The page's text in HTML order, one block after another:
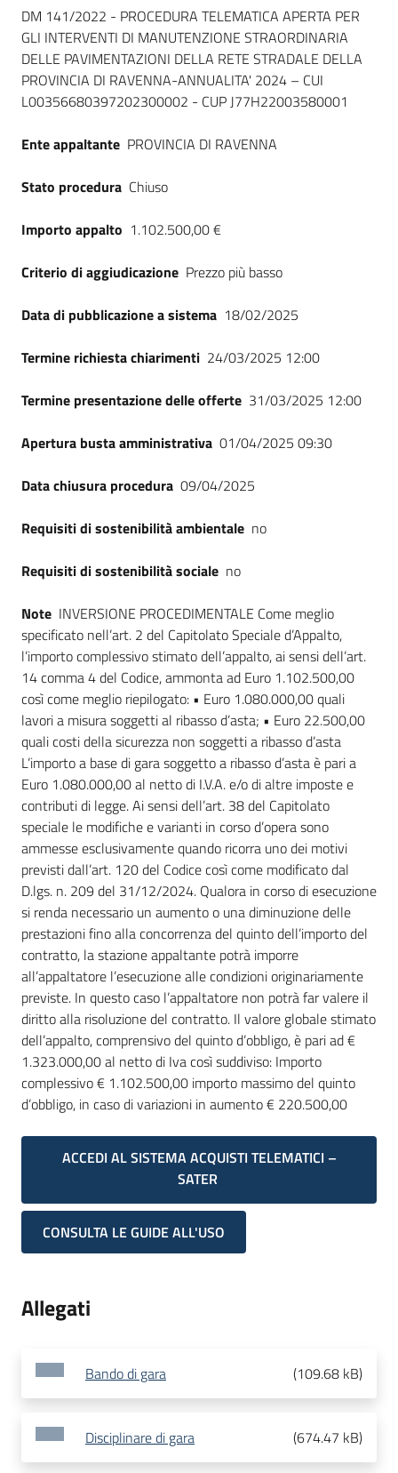
Dati del bando
DM 141/2022 - PROCEDURA TELEMATICA APERTA PER
GLI INTERVENTI DI MANUTENZIONE STRAORDINARIA
DELLE PAVIMENTAZIONI DELLA RETE STRADALE DELLA
PROVINCIA DI RAVENNA-ANNUALITA' 2024 – CUI
L00356680397202300002 - CUP J77H22003580001
Ente appaltante PROVINCIA DI RAVENNA
Stato procedura Chiuso
Importo appalto 1.102.500,00 €
Criterio di aggiudicazione Prezzo più basso
Data di pubblicazione a sistema 18/02/2025
Termine richiesta chiarimenti 24/03/2025 12:00
Termine presentazione delle offerte 31/03/2025 12:00
Apertura busta amministrativa 01/04/2025 09:30
Data chiusura procedura 09/04/2025
Requisiti di sostenibilità ambientale no
Requisiti di sostenibilità sociale no
Note INVERSIONE PROCEDIMENTALE Come meglio
specificato nell’art. 2 del Capitolato Speciale d’Appalto,
l’importo complessivo stimato dell’appalto, ai sensi dell’art.
14 comma 4 del Codice, ammonta ad Euro 1.102.500,00
così come meglio riepilogato: • Euro 1.080.000,00 quali
lavori a misura soggetti al ribasso d’asta; • Euro 22.500,00
quali costi della sicurezza non soggetti a ribasso d’asta
L’importo a base di gara soggetto a ribasso d’asta è pari a
Euro 1.080.000,00 al netto di I.V.A. e/o di altre imposte e
contributi di legge. Ai sensi dell’art. 38 del Capitolato
speciale le modifiche e varianti in corso d’opera sono
ammesse esclusivamente quando ricorra uno dei motivi
previsti dall’art. 120 del Codice così come modificato dal
D.lgs. n. 209 del 31/12/2024. Qualora in corso di esecuzione
si renda necessario un aumento o una diminuzione delle
prestazioni fino alla concorrenza del quinto dell’importo del
contratto, la stazione appaltante potrà imporre
all’appaltatore l’esecuzione alle condizioni originariamente
previste. In questo caso l’appaltatore non potrà far valere il
diritto alla risoluzione del contratto. Il valore globale stimato
dell’appalto, comprensivo del quinto d’obbligo, è pari ad €
1.323.000,00 al netto di Iva così suddiviso: Importo
complessivo € 1.102.500,00 importo massimo del quinto
d’obbligo, in caso di variazioni in aumento € 220.500,00
ACCEDI AL SISTEMA ACQUISTI TELEMATICI –
SATER
CONSULTA LE GUIDE ALL'USO
Allegati
Bando di gara (109.68 kB)
Disciplinare di gara (674.47 kB)